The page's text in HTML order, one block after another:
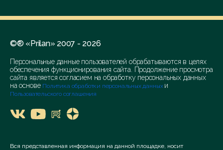
©® «Prilan» 2007 - 2026
Персональные данные пользователей обрабатываются в целях
обеспечения функционирования сайта. Продолжение просмотра
сайта является согласием на обработку персональных данных
на основе Политика обработки персональных данных и
Пользовательского соглашения
Вся представленная информация на данной площадке, носит